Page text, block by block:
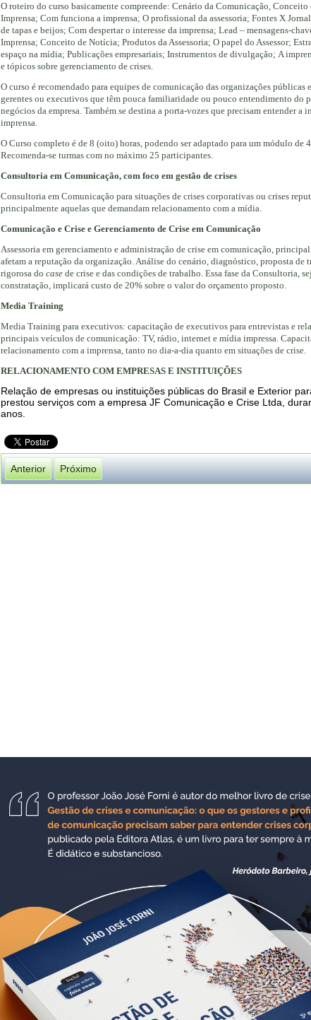
O roteiro do curso basicamente compreende: Cenário da Comunicação, Conceito
Imprensa; Com funciona a imprensa; O profissional da assessoria; Fontes X
de tapas e beijos; Com despertar o interesse da imprensa; Lead – mensagens-
Imprensa; Conceito de Notícia; Produtos da Assessoria; O papel do Assessor;
espaço na mídia; Publicações empresariais; Instrumentos de divulgação; A
e tópicos sobre gerenciamento de crises.
O curso é recomendado para equipes de comunicação das organizações públicas
gerentes ou executivos que têm pouca familiaridade ou pouco entendimento do
negócios da empresa. Também se destina a porta-vozes que precisam entender a
imprensa.
O Curso completo é de 8 (oito) horas, podendo ser adaptado para um módulo de
Recomenda-se turmas com no máximo 25 participantes.
Consultoria em Comunicação, com foco em gestão de crises
Consultoria em Comunicação para situações de crises corporativas ou crises
principalmente aquelas que demandam relacionamento com a mídia.
Comunicação e Crise e Gerenciamento de Crise em Comunicação
Assessoria em gerenciamento e administração de crise em comunicação,
afetam a reputação da organização. Análise do cenário, diagnóstico, proposta de
rigorosa do case de crise e das condições de trabalho. Essa fase da Consultoria,
constratação, implicará custo de 20% sobre o valor do orçamento proposto.
Media Training
Media Training para executivos: capacitação de executivos para entrevistas e
principais veículos de comunicação: TV, rádio, internet e mídia impressa.
relacionamento com a imprensa, tanto no dia-a-dia quanto em situações de crise.
RELACIONAMENTO COM EMPRESAS E INSTITUIÇÕES
Relação de empresas ou instituições públicas do Brasil e Exterior
prestou serviços com a empresa JF Comunicação e Crise Ltda,
anos.
Anterior Próximo